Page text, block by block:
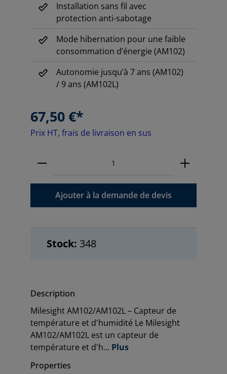
Installation sans fil avec
protection anti-sabotage
Mode hibernation pour une faible
consommation d’énergie (AM102)
Autonomie jusqu’à 7 ans (AM102)
/ 9 ans (AM102L)
67,50 €*
Prix HT, frais de livraison en sus
Ajouter à la demande de devis
Stock: 348
Description
Milesight AM102/AM102L – Capteur de
température et d'humidité Le Milesight
AM102/AM102L est un capteur de
température et d'h… Plus
Properties